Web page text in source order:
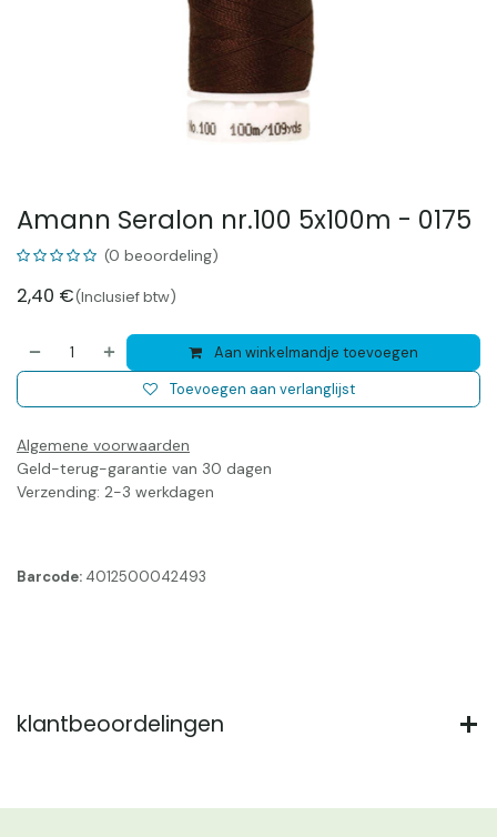
Amann Seralon nr.100 5x100m - 0175
(0 beoordeling)
2,40 €(Inclusief btw)
Aan winkelmandje toevoegen
Toevoegen aan verlanglijst
Algemene voorwaarden
Geld-terug-garantie van 30 dagen
Verzending: 2-3 werkdagen
Barcode: 4012500042493
klantbeoordelingen